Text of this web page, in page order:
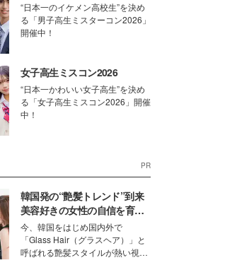
“日本一のイケメン高校生”を決め
る「男子高生ミスターコン2026」
開催中！
女子高生ミスコン2026
“日本一かわいい女子高生”を決め
る「女子高生ミスコン2026」開催
中！
PR
韓国発の“艶髪トレンド”到来
美容好きの女性の自信を育む
「ヘアケア事情」って？
今、韓国をはじめ国内外で
「Glass Hair（グラスヘア）」と
呼ばれる艶髪スタイルが熱い視線